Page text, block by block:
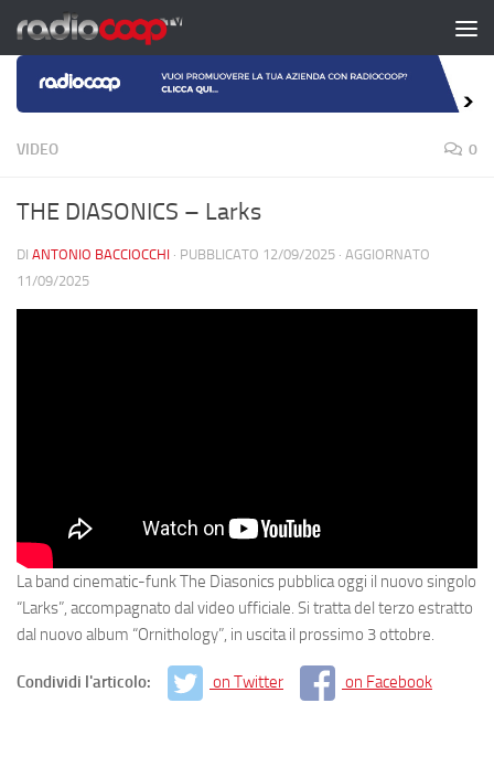
Salta al contenuto
VIDEO 0
THE DIASONICS – Larks
DI ANTONIO BACCIOCCHI · PUBBLICATO 12/09/2025 · AGGIORNATO
11/09/2025
La band cinematic-funk The Diasonics pubblica oggi il nuovo singolo
“Larks”, accompagnato dal video ufficiale. Si tratta del terzo estratto
dal nuovo album “Ornithology”, in uscita il prossimo 3 ottobre.
Condividi l'articolo: on Twitter on Facebook